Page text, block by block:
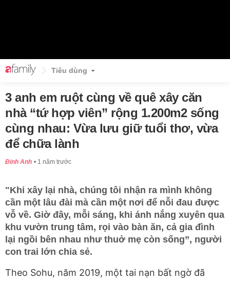
Tiêu dùng
3 anh em ruột cùng về quê xây căn
nhà “tứ hợp viên” rộng 1.200m2 sống
cùng nhau: Vừa lưu giữ tuổi thơ, vừa
để chữa lành
Đinh Anh 1 năm trước
"Khi xây lại nhà, chúng tôi nhận ra mình không
cần một lâu đài mà cần một nơi để nỗi đau được
vỗ về. Giờ đây, mỗi sáng, khi ánh nắng xuyên qua
khu vườn trung tâm, rọi vào bàn ăn, cả gia đình
lại ngồi bên nhau như thuở mẹ còn sống”, người
con trai lớn chia sẻ.
Theo Sohu, năm 2019, một tai nạn bất ngờ đã